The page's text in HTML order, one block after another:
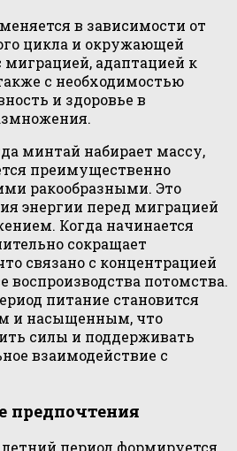
в зависимости от
цикла и окружающей
миграцией, адаптацией к
с необходимостью
и здоровье в
минтай набирает массу,
преимущественно
ракообразными. Это
энергии перед миграцией
Когда начинается
сокращает
связано с концентрацией
воспроизводства потомства.
питание становится
и насыщенным, что
силы и поддерживать
взаимодействие с
предпочтения